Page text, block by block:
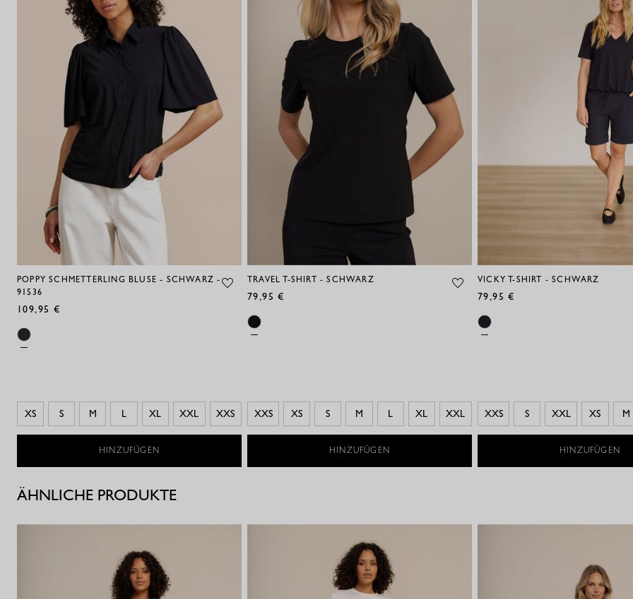
POPPY SCHMETTERLING BLUSE - SCHWARZ -
91536
109,95 €
XS S M L XL XXL XXS
HINZUFÜGEN
TRAVEL T-SHIRT - SCHWARZ
79,95 €
XXS XS S M L XL XXL
HINZUFÜGEN
VICKY T-SHIRT - SCHWARZ
79,95 €
XXS S XXL XS M
HINZUFÜGEN
ÄHNLICHE PRODUKTE